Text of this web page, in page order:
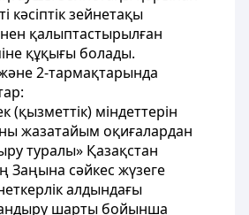
кәсіптік зейнетақы
қалыптастырылған
құқығы болады.
2-тармақтарында
(қызметтік) міндеттерін
жазатайым оқиғалардан
туралы» Қазақстан
Заңына сәйкес жүзеге
алдындағы
шарты бойынша